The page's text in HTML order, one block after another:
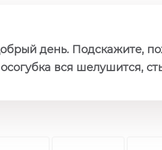
день. Подскажите,
вся шелушится,